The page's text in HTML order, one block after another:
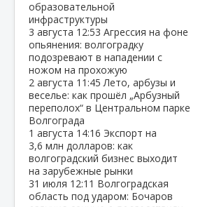
образовательной
инфраструктуры
3 августа 12:53 Агрессия на фоне
опьянения: волгоградку
подозревают в нападении с
ножом на прохожую
2 августа 11:45Лето, арбузы и
веселье: как прошёл „Арбузный
переполох“ в Центральном парке
Волгограда
1 августа 14:16 Экспорт на
3,6 млн долларов: как
волгоградский бизнес выходит
на зарубежные рынки
31 июля 12:11 Волгоградская
область под ударом: Бочаров